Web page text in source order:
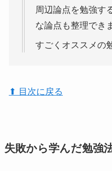
周辺論点を勉強す
な論点も整理でき
すごくオススメの
⬆︎ 目次に戻る
失敗から学んだ勉強